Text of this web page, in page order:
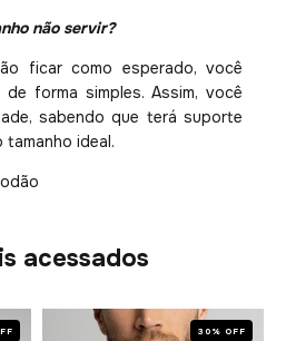
não servir?
ficar como esperado, você
forma simples. Assim, você
sabendo que terá suporte
ideal.
acessados
30% OFF